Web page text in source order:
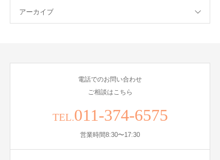
アーカイブ
電話でのお問い合わせ
ご相談はこちら
TEL.011-374-6575
営業時間8:30〜17:30